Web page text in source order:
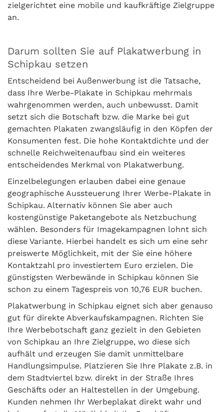
zielgerichtet eine mobile und kaufkräftige Zielgruppe
an.
Darum sollten Sie auf Plakatwerbung in
Schipkau setzen
Entscheidend bei Außenwerbung ist die Tatsache,
dass Ihre Werbe-Plakate in Schipkau mehrmals
wahrgenommen werden, auch unbewusst. Damit
setzt sich die Botschaft bzw. die Marke bei gut
gemachten Plakaten zwangsläufig in den Köpfen der
Konsumenten fest. Die hohe Kontaktdichte und der
schnelle Reichweitenaufbau sind ein weiteres
entscheidendes Merkmal von Plakatwerbung.
Einzelbelegungen erlauben dabei eine genaue
geographische Aussteuerung Ihrer Werbe-Plakate in
Schipkau. Alternativ können Sie aber auch
kostengünstige Paketangebote als Netzbuchung
wählen. Besonders für Imagekampagnen lohnt sich
diese Variante. Hierbei handelt es sich um eine sehr
preiswerte Möglichkeit, mit der Sie eine höhere
Kontaktzahl pro investiertem Euro erzielen. Die
günstigsten Werbewände in Schipkau können Sie
schon zu einem Tagespreis von 10,76 EUR buchen.
Plakatwerbung in Schipkau eignet sich aber genauso
gut für direkte Abverkaufskampagnen. Richten Sie
Ihre Werbebotschaft ganz gezielt in den Gebieten
von Schipkau an Ihre Zielgruppe, wo diese sich
aufhält und erzeugen Sie damit unmittelbare
Handlungsimpulse. Platzieren Sie Ihre Plakate z.B. in
dem Stadtviertel bzw. direkt in der Straße Ihres
Geschäfts oder an Haltestellen in der Umgebung.
Kunden nehmen Ihr Werbeplakat direkt wahr und